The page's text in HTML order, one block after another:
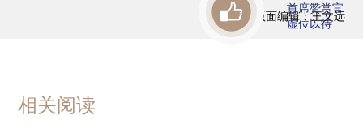
版面编辑：王文远
首席赞赏官
虚位以待
相关阅读